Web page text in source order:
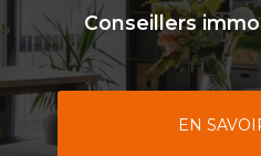
Conseillers
EN